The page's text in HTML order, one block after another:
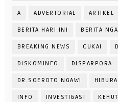
A ADVERTORIAL ARTIKEL
BERITA HARI INI BERITA
BREAKING NEWS CUKAI
DISKOMINFO DISPARPORA
DR.SOEROTO NGAWI
INFO INVESTIGASI